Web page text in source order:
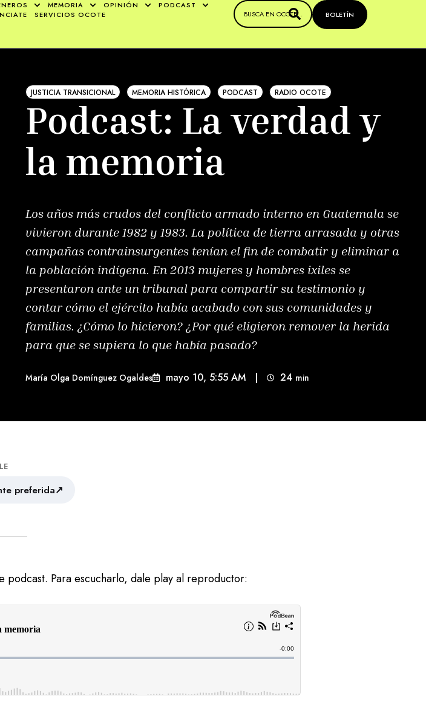
MEMORIA OPINIÓN
PODCAST
SERVICIOS OCOTE BOLETÍN
JUSTICIA TRANSICIONAL MEMORIA HISTÓRICA PODCAST RADIO OCOTE
Podcast: La verdad y
la memoria
Los años más crudos del conflicto armado interno en Guatemala se
vivieron durante 1982 y 1983. La política de tierra arrasada y otras
campañas contrainsurgentes tenían el fin de combatir y eliminar a
la población indígena. En 2013 mujeres y hombres ixiles se
presentaron ante un tribunal para compartir su testimonio y
contar cómo el ejército había acabado con sus comunidades y
familias. ¿Cómo lo hicieron? ¿Por qué eligieron remover la herida
para que se supiera lo que había pasado?
María Olga Domínguez Ogaldes mayo 10, 5:55 AM | 24 min
preferida↗
podcast. Para escucharlo, dale play al reproductor: